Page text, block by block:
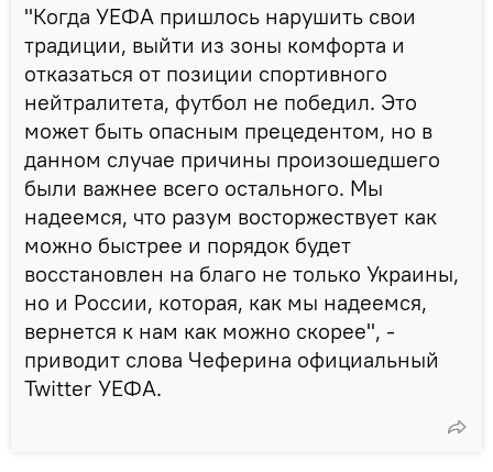
"Когда УЕФА пришлось нарушить свои
традиции, выйти из зоны комфорта и
отказаться от позиции спортивного
нейтралитета, футбол не победил. Это
может быть опасным прецедентом, но в
данном случае причины произошедшего
были важнее всего остального. Мы
надеемся, что разум восторжествует как
можно быстрее и порядок будет
восстановлен на благо не только Украины,
но и России, которая, как мы надеемся,
вернется к нам как можно скорее", -
приводит слова Чеферина официальный
Twitter УЕФА.